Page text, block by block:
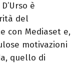
è
del
con Mediaset e,
motivazioni
quello di